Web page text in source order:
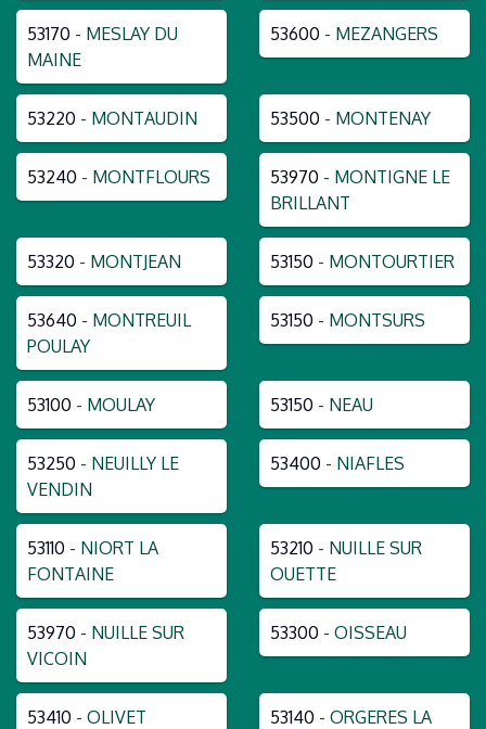
53170 - MESLAY DU
MAINE
53600 - MEZANGERS
53220 - MONTAUDIN 53500 - MONTENAY
53240 - MONTFLOURS 53970 - MONTIGNE LE
BRILLANT
53320 - MONTJEAN 53150 - MONTOURTIER
53640 - MONTREUIL
POULAY
53150 - MONTSURS
53100 - MOULAY 53150 - NEAU
53250 - NEUILLY LE
VENDIN
53400 - NIAFLES
53110 - NIORT LA
FONTAINE
53210 - NUILLE SUR
OUETTE
53970 - NUILLE SUR
VICOIN
53300 - OISSEAU
53410 - OLIVET 53140 - ORGERES LA